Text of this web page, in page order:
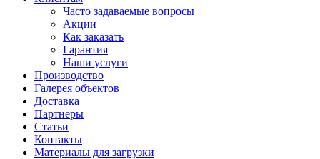
Часто задаваемые вопросы
Акции
Как заказать
Гарантия
Наши услуги
Производство
Галерея объектов
Доставка
Партнеры
Статьи
Контакты
Материалы для загрузки